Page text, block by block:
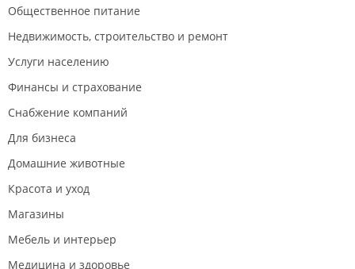
Общественное питание
Недвижимость, строительство и ремонт
Услуги населению
Финансы и страхование
Снабжение компаний
Для бизнеса
Домашние животные
Красота и уход
Магазины
Мебель и интерьер
Медицина и здоровье